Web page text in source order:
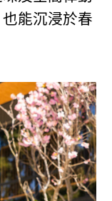
能沉浸於春